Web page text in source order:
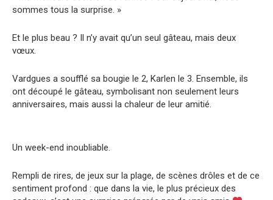
sommes tous la surprise. »
Et le plus beau ? Il n’y avait qu’un seul gâteau, mais deux
vœux.
Vardgues a soufflé sa bougie le 2, Karlen le 3. Ensemble, ils
ont découpé le gâteau, symbolisant non seulement leurs
anniversaires, mais aussi la chaleur de leur amitié.
Un week-end inoubliable.
Rempli de rires, de jeux sur la plage, de scènes drôles et de ce
sentiment profond : que dans la vie, le plus précieux des